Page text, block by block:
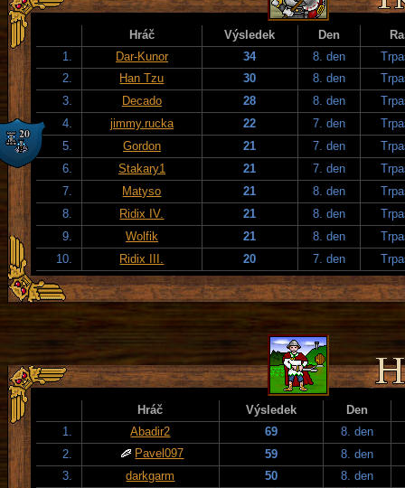
Hráč Výsledek Den
1.
Dar-Kunor 34 8. den
2.
Han Tzu 30 8. den
3.
Decado 28 8. den
4.
jimmy.rucka 22 7. den
5.
Gordon 21 7. den
6.
Stakary1 21 7. den
7.
Matyso 21 8. den
8.
Ridix IV. 21 8. den
9.
Wolfik 21 8. den
10.
Ridix III. 20 7. den
Hráč Výsledek
Den
1.
Abadir2 69
8. den
2.
Pavel097 59
8. den
3.
darkgarm 50
8. den